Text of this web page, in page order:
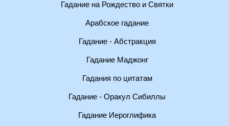
Гадание на Рождество и Святки
Арабское гадание
Гадание - Абстракция
Гадание Маджонг
Гадания по цитатам
Гадание - Оракул Сибиллы
Гадание Иероглифика